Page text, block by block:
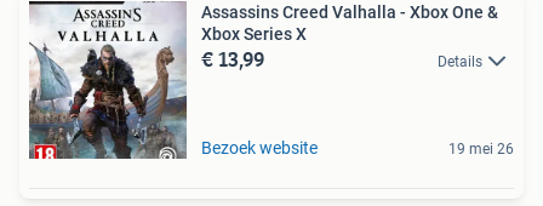
Assassins Creed Valhalla - Xbox One &
Xbox Series X
€ 13,99 Details
Bezoek website 19 mei 26